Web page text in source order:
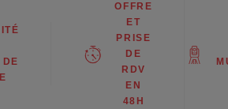
DE
OFFRE
ET
PRISE
DE
RDV
EN
48H